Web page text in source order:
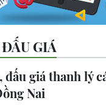
ĐẤU GIÁ
đấu giá thanh lý
Nai